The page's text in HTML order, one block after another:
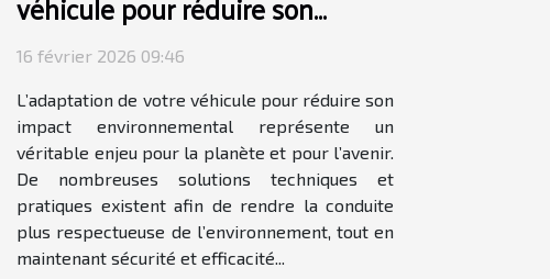
impact environnemental ?
16 février 2026 09:46
L’adaptation de votre véhicule pour réduire son
impact environnemental représente un
véritable enjeu pour la planète et pour l’avenir.
De nombreuses solutions techniques et
pratiques existent afin de rendre la conduite
plus respectueuse de l’environnement, tout en
maintenant sécurité et efficacité...